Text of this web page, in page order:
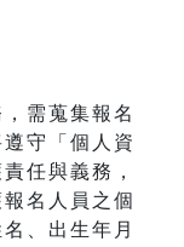
需蒐集報名
守「個人資
任與義務，
名人員之個
、出生年月